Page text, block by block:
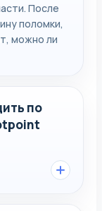
После
поломки,
можно ли
по